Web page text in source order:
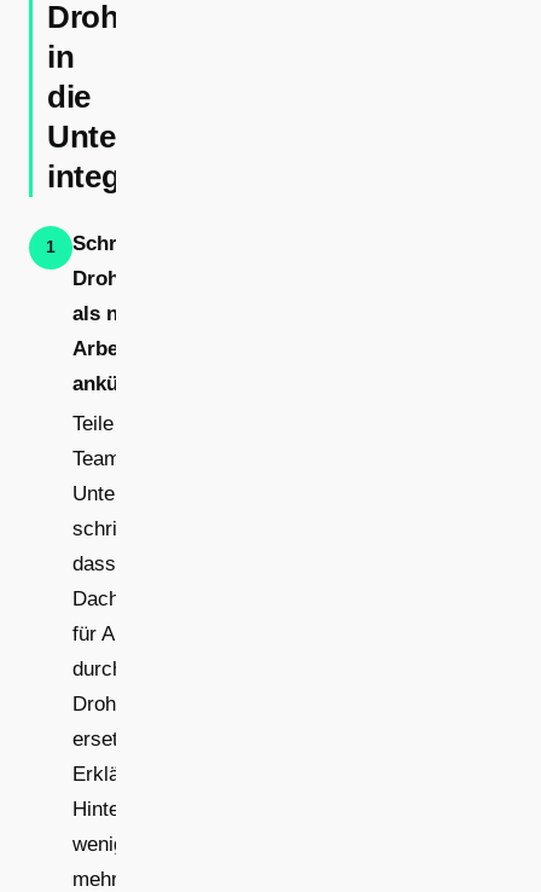
Drohnenaufmaß
in
die
Unterweisung
integrieren
1
Schritt 1:
Drohnenaufmaß
als neues
Arbeitsverfahren
ankündigen
Teile deinem
Team vor der
Unterweisung
schriftlich mit,
dass
Dachbegehungen
für Aufmaße
durch
Drohnenflüge
ersetzt werden.
Erkläre kurz den
Hintergrund:
weniger Risiko,
mehr Effizienz.